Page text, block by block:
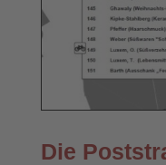
Die